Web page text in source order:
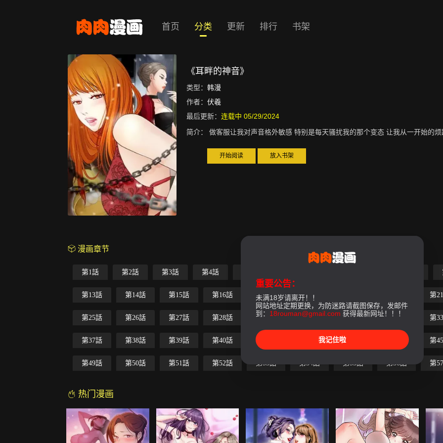
首页 分类 更新 排行 书架
《耳畔的神音》
类型： 韩漫
作者： 伏羲
最后更新： 连载中 05/29/2024
简介：
做客服让我对声音格外敏感 特别是每天骚扰我的那个变态 让我从一开始的烦
开始阅读 放入书架
漫画章节
第1話 第2話 第3話 第4話
第13話 第14話 第15話 第16話 第17話 第18話 第
第25話 第26話 第27話 第28話 第29話 第30話 第31話 第32話 第
第37話 第38話 第39話 第40話 第41話 第42話 第43話 第
第49話 第50話 第51話 第52話 第53話 第54話 第55話 第56話 第
热门漫画
重要公告：
未满18岁请离开！！
网站地址定期更换，为防迷路请截图保存，发邮件
到： 18rouman@gmail.com 获得最新网址！！！
我记住啦